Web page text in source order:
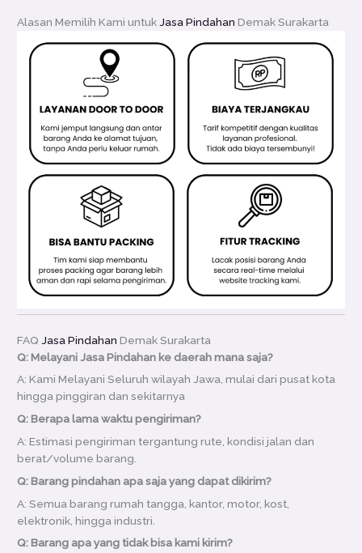
Alasan Memilih Kami untuk Jasa Pindahan Demak Surakarta
FAQ Jasa Pindahan Demak Surakarta
Q: Melayani Jasa Pindahan ke daerah mana saja?
A: Kami Melayani Seluruh wilayah Jawa, mulai dari pusat kota
hingga pinggiran dan sekitarnya
Q: Berapa lama waktu pengiriman?
A: Estimasi pengiriman tergantung rute, kondisi jalan dan
berat/volume barang.
Q: Barang pindahan apa saja yang dapat dikirim?
A: Semua barang rumah tangga, kantor, motor, kost,
elektronik, hingga industri.
Q: Barang apa yang tidak bisa kami kirim?